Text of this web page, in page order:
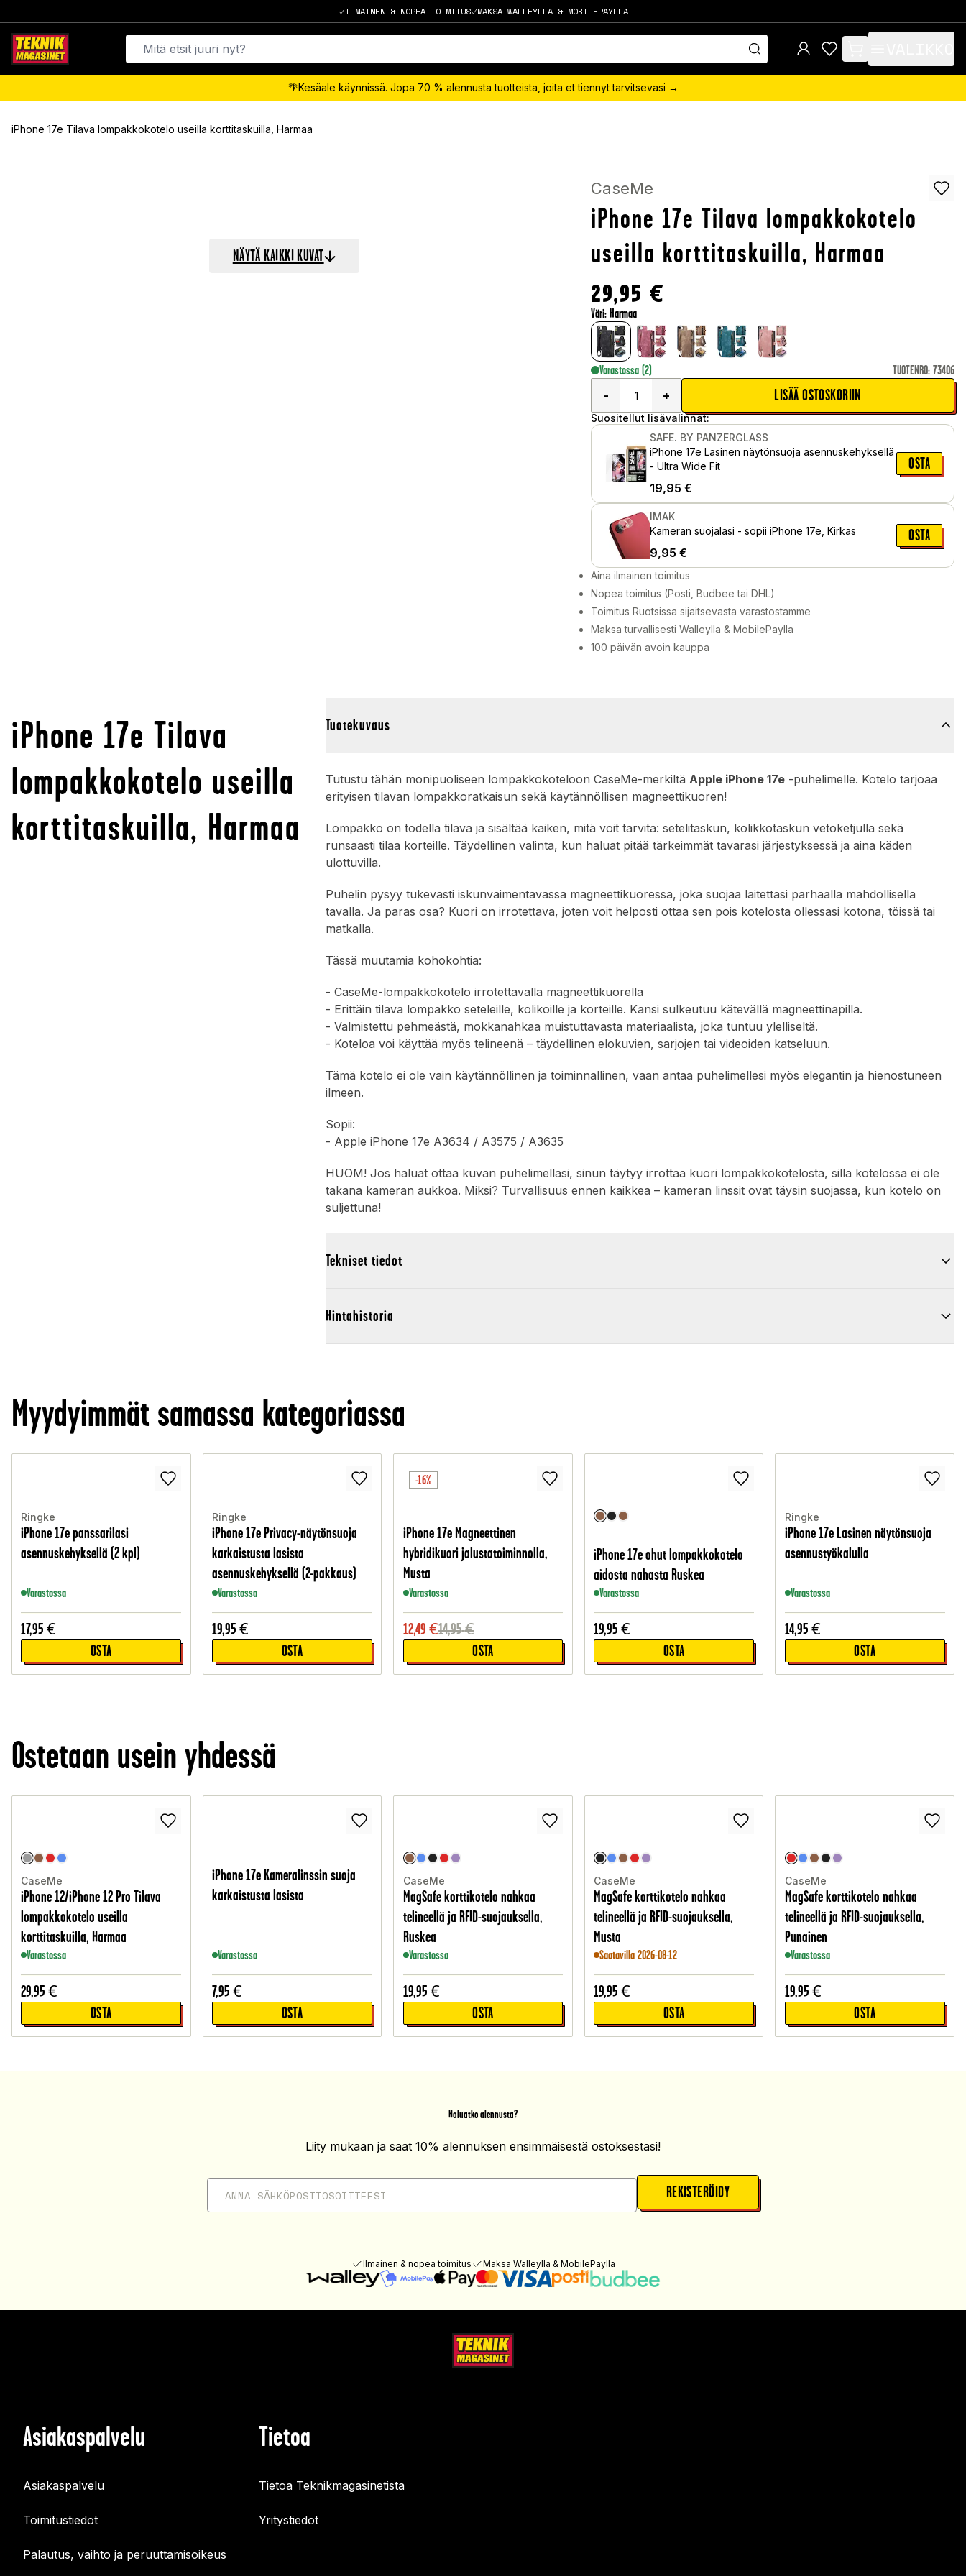
ILMAINEN & NOPEA TOIMITUS MAKSA WALLEYLLA & MOBILEPAYLLA
items in cart, view bag
🌴Kesäale käynnissä. Jopa 70 % alennusta tuotteista, joita et tiennyt tarvitsevasi →
iPhone 17e Tilava lompakkokotelo useilla korttitaskuilla, Harmaa
NÄYTÄ KAIKKI KUVAT
CaseMe
iPhone 17e Tilava lompakkokotelo
useilla korttitaskuilla, Harmaa
29,95 €
Väri:Harmaa
Varastossa (2) TUOTENRO: 73406
-
+ LISÄÄ OSTOSKORIIN
Suositellut lisävalinnat:
SAFE. BY PANZERGLASS
iPhone 17e Lasinen näytönsuoja asennuskehyksellä
- Ultra Wide Fit
19,95 €
OSTA
IMAK
Kameran suojalasi - sopii iPhone 17e, Kirkas
9,95 €
OSTA
Aina ilmainen toimitus
Nopea toimitus (Posti, Budbee tai DHL)
Toimitus Ruotsissa sijaitsevasta varastostamme
Maksa turvallisesti Walleylla & MobilePaylla
100 päivän avoin kauppa
iPhone 17e Tilava
lompakkokotelo useilla
korttitaskuilla, Harmaa
Tuotekuvaus
Tutustu tähän monipuoliseen lompakkokoteloon CaseMe-merkiltäApple iPhone 17e -puhelimelle. Kotelo tarjoaa
erityisen tilavan lompakkoratkaisun sekä käytännöllisen magneettikuoren!
Lompakko on todella tilava ja sisältää kaiken, mitä voit tarvita: setelitaskun, kolikkotaskun vetoketjulla sekä
runsaasti tilaa korteille. Täydellinen valinta, kun haluat pitää tärkeimmät tavarasi järjestyksessä ja aina käden
ulottuvilla.
Puhelin pysyy tukevasti iskunvaimentavassa magneettikuoressa, joka suojaa laitettasi parhaalla mahdollisella
tavalla. Ja paras osa? Kuori on irrotettava, joten voit helposti ottaa sen pois kotelosta ollessasi kotona, töissä tai
matkalla.
Tässä muutamia kohokohtia:
- CaseMe-lompakkokotelo irrotettavalla magneettikuorella
- Erittäin tilava lompakko seteleille, kolikoille ja korteille. Kansi sulkeutuu kätevällä magneettinapilla.
- Valmistettu pehmeästä, mokkanahkaa muistuttavasta materiaalista, joka tuntuu ylelliseltä.
- Koteloa voi käyttää myös telineenä – täydellinen elokuvien, sarjojen tai videoiden katseluun.
Tämä kotelo ei ole vain käytännöllinen ja toiminnallinen, vaan antaa puhelimellesi myös elegantin ja hienostuneen
ilmeen.
Sopii:
- Apple iPhone 17e A3634 / A3575 / A3635
HUOM! Jos haluat ottaa kuvan puhelimellasi, sinun täytyy irrottaa kuori lompakkokotelosta, sillä kotelossa ei ole
takana kameran aukkoa. Miksi? Turvallisuus ennen kaikkea – kameran linssit ovat täysin suojassa, kun kotelo on
suljettuna!
Tekniset tiedot
Hintahistoria
Myydyimmät samassa kategoriassa
Ringke
iPhone 17e panssarilasi
asennuskehyksellä (2 kpl)
Varastossa
17,95 €
OSTA
Ringke
iPhone 17e Privacy-näytönsuoja
karkaistusta lasista
asennuskehyksellä (2-pakkaus)
Varastossa
19,95 €
OSTA
-16%
iPhone 17e Magneettinen
hybridikuori jalustatoiminnolla,
Musta
Varastossa
12,49 €14,95€
OSTA
iPhone 17e ohut lompakkokotelo
aidosta nahasta Ruskea
Varastossa
19,95 €
OSTA
Ringke
iPhone 17e Lasinen näytönsuoja
asennustyökalulla
Varastossa
14,95 €
OSTA
Ostetaan usein yhdessä
CaseMe
iPhone 12/iPhone 12 Pro Tilava
lompakkokotelo useilla
korttitaskuilla, Harmaa
Varastossa
29,95 €
OSTA
iPhone 17e Kameralinssin suoja
karkaistusta lasista
Varastossa
7,95 €
OSTA
CaseMe
MagSafe korttikotelo nahkaa
telineellä ja RFID-suojauksella,
Ruskea
Varastossa
19,95 €
OSTA
CaseMe
MagSafe korttikotelo nahkaa
telineellä ja RFID-suojauksella,
Musta
Saatavilla 2026-08-12
19,95 €
OSTA
CaseMe
MagSafe korttikotelo nahkaa
telineellä ja RFID-suojauksella,
Punainen
Varastossa
19,95 €
OSTA
Haluatko alennusta?
Liity mukaan ja saat 10% alennuksen ensimmäisestä ostoksestasi!
REKISTERÖIDY
Ilmainen & nopea toimitus Maksa Walleylla & MobilePaylla
Asiakaspalvelu
Asiakaspalvelu
Toimitustiedot
Palautus, vaihto ja peruuttamisoikeus
Tietoa
Tietoa Teknikmagasinetista
Yritystiedot